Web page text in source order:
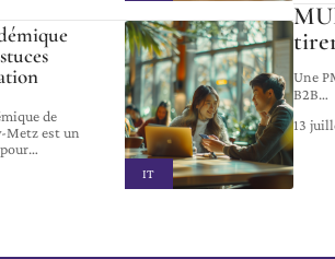
IT
de
Metz est un
…
Une
B2B…
13